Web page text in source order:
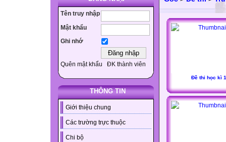
Tên truy nhập
Mật khẩu
Ghi nhớ
Quên mật khẩu ĐK thành viên
THÔNG TIN
Giới thiệu chung
Các trường trực thuộc
Chi bộ
Đề thi học kì 1